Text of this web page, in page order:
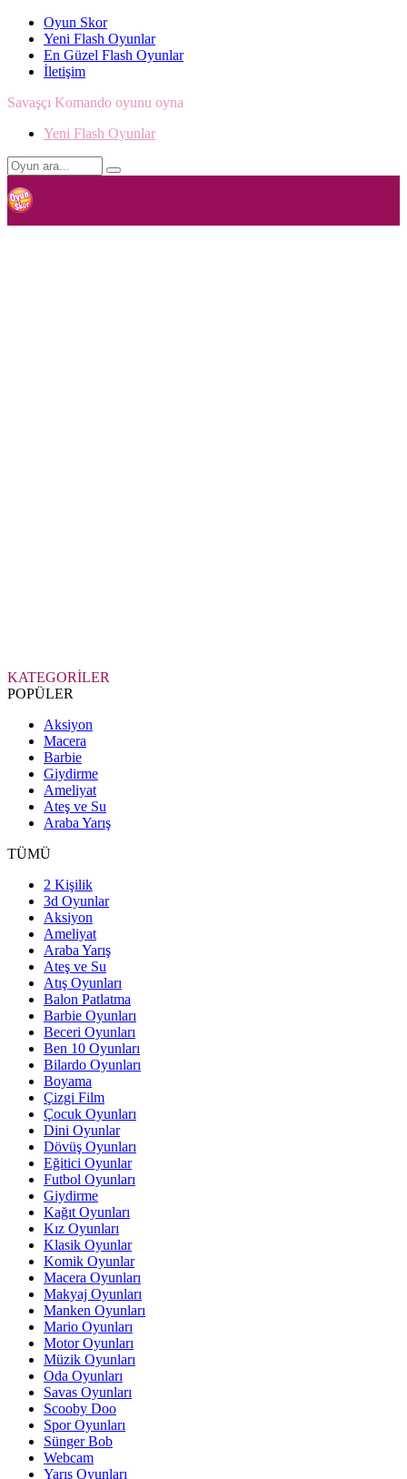
Oyun Skor
Yeni Flash Oyunlar
En Güzel Flash Oyunlar
İletişim
Savaşçı Komando oyunu oyna
Yeni Flash Oyunlar
KATEGORİLER
POPÜLER
Aksiyon
Macera
Barbie
Giydirme
Ameliyat
Ateş ve Su
Araba Yarış
TÜMÜ
2 Kişilik
3d Oyunlar
Aksiyon
Ameliyat
Araba Yarış
Ateş ve Su
Atış Oyunları
Balon Patlatma
Barbie Oyunları
Beceri Oyunları
Ben 10 Oyunları
Bilardo Oyunları
Boyama
Çizgi Film
Çocuk Oyunları
Dini Oyunlar
Dövüş Oyunları
Eğitici Oyunlar
Futbol Oyunları
Giydirme
Kağıt Oyunları
Kız Oyunları
Klasik Oyunlar
Komik Oyunlar
Macera Oyunları
Makyaj Oyunları
Manken Oyunları
Mario Oyunları
Motor Oyunları
Müzik Oyunları
Oda Oyunları
Savas Oyunları
Scooby Doo
Spor Oyunları
Sünger Bob
Webcam
Yarış Oyunları